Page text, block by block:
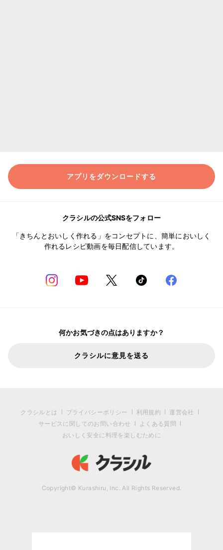
アプリをダウンロードする
クラシルの公式SNSをフォロー
「きちんとおいしく作れる」をコンセプトに、簡単においしく
作れるレシピ動画を毎日配信しています。
何かお気づきの点はありますか？
クラシルに意見を送る
クラシルとは プライバシーポリシー 利用規約
運営会社
サービスに関してのお問い合わせ
よくある質問
おいしく安全に料理を楽しむために
Copyright© Kurashiru, Inc. All Rights Reserved.